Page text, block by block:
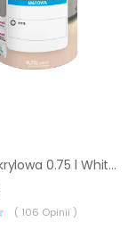
Emalia akrylowa 0.75 l White Matowa Luxens
( 106 Opinii )